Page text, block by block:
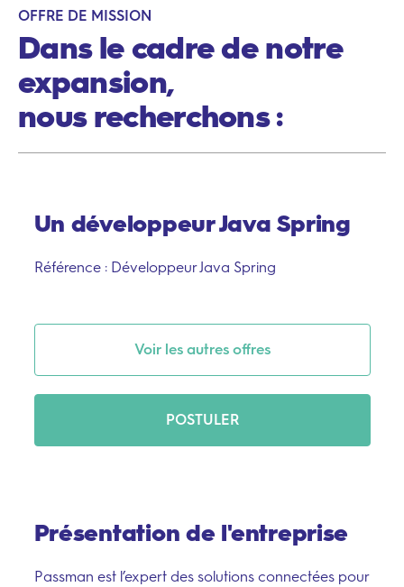
OFFRE DE MISSION
Dans le cadre de notre
expansion,
nous recherchons :
Un développeur Java Spring
Référence : Développeur Java Spring
Voir les autres offres
POSTULER
Présentation de l'entreprise
Passman est l’expert des solutions connectées pour